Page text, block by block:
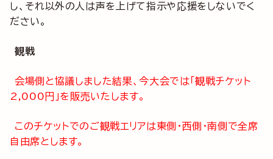
し、それ以外の人は声を上げて指示や応援をしないでく
ださい。
観戦
会場側と協議しました結果、今大会では「観戦チケット
2,000円」を販売いたします。
このチケットでのご観戦エリアは東側・西側・南側で全席
自由席とします。